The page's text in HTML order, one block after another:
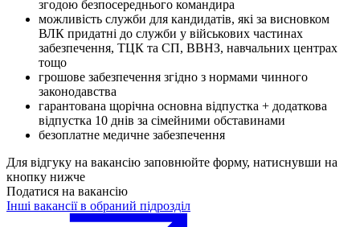
згодою безпосереднього командира
можливість служби для кандидатів, які за висновком
ВЛК придатні до служби у військових частинах
забезпечення, ТЦК та СП, ВВНЗ, навчальних центрах
тощо
грошове забезпечення згідно з нормами чинного
законодавства
гарантована щорічна основна відпустка + додаткова
відпустка 10 днів за сімейними обставинами
безоплатне медичне забезпечення
Для відгуку на вакансію заповнюйте форму, натиснувши на
кнопку нижче
Податися на вакансію
Інші вакансії в обраний підрозділ